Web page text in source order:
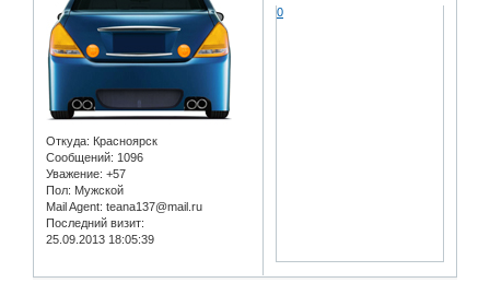
Откуда: Красноярск
Сообщений: 1096
Уважение: +57
Пол: Мужской
Mail Agent: teana137@mail.ru
Последний визит:
25.09.2013 18:05:39
0